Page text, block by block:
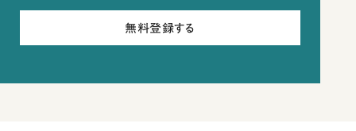
無料登録する